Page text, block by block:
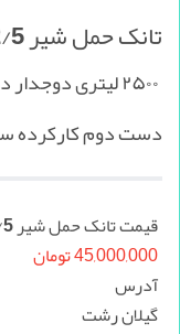
تانک حمل شیر 2/5 تن
دست دوم کارکرده
قیمت تانک حمل شیر 2/5 تن
45,000,000 تومان
آدرس
گیلان رشت